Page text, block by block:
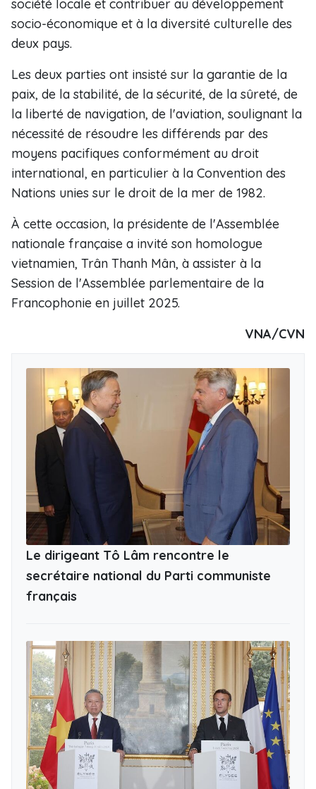
société locale et contribuer au développement
socio-économique et à la diversité culturelle des
deux pays.
Les deux parties ont insisté sur la garantie de la
paix, de la stabilité, de la sécurité, de la sûreté, de
la liberté de navigation, de l'aviation, soulignant la
nécessité de résoudre les différends par des
moyens pacifiques conformément au droit
international, en particulier à la Convention des
Nations unies sur le droit de la mer de 1982.
À cette occasion, la présidente de l'Assemblée
nationale française a invité son homologue
vietnamien, Trân Thanh Mân, à assister à la
Session de l'Assemblée parlementaire de la
Francophonie en juillet 2025.
VNA/CVN
Le dirigeant Tô Lâm rencontre le
secrétaire national du Parti communiste
français